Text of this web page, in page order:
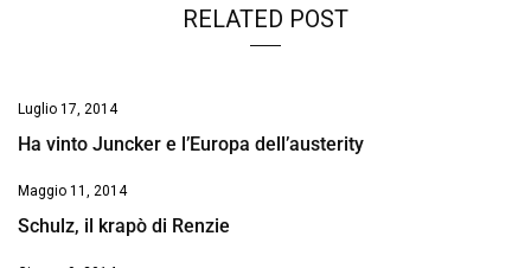
RELATED POST
Luglio 17, 2014
Ha vinto Juncker e l’Europa dell’austerity
Maggio 11, 2014
Schulz, il krapò di Renzie